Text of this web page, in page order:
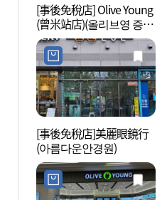
[事後免稅店] Olive Young
(曾米站店)(올리브영 증미
역점)
[事後免稅店]美麗眼鏡行
(아름다운안경원)